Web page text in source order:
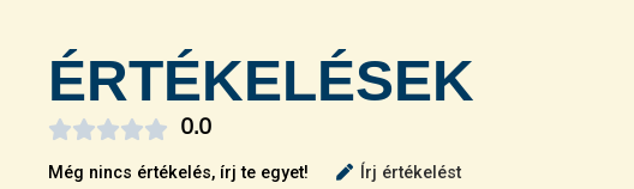
ÉRTÉKELÉSEK
0.0

Még nincs értékelés, írj te egyet! Írj értékelést